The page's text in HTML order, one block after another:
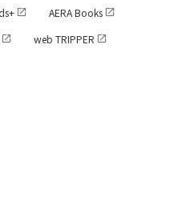
AERA Books
web TRIPPER